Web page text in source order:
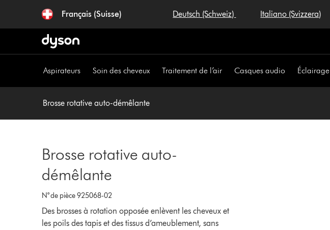
pages
Français (Suisse) Deutsch (Schweiz) Italiano (Svizzera)
Aspirateurs Soin des cheveux Traitement de l’air Casques audio Éclairage
Brosse rotative auto-démêlante
Brosse rotative auto-
démêlante
N° de pièce 925068-02
Des brosses à rotation opposée enlèvent les cheveux et
les poils des tapis et des tissus d’ameublement, sans